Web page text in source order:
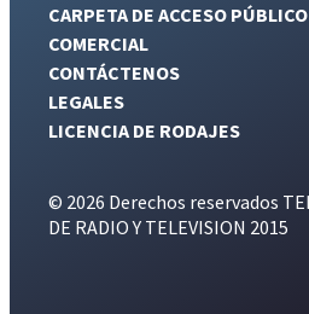
CARPETA DE ACCESO PÚBLICO
COMERCIAL
CONTÁCTENOS
LEGALES
LICENCIA DE RODAJES
© 2026 Derechos reservados
DE RADIO Y TELEVISION 2015